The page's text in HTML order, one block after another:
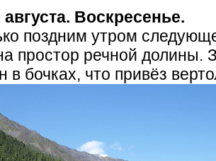
Воскресенье.
поздним утром
простор речной долины.
в бочках, что привёз